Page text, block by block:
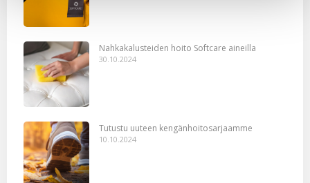
Nahkakalusteiden hoito Softcare aineilla
30.10.2024
Tutustu uuteen kengänhoitosarjaamme
10.10.2024